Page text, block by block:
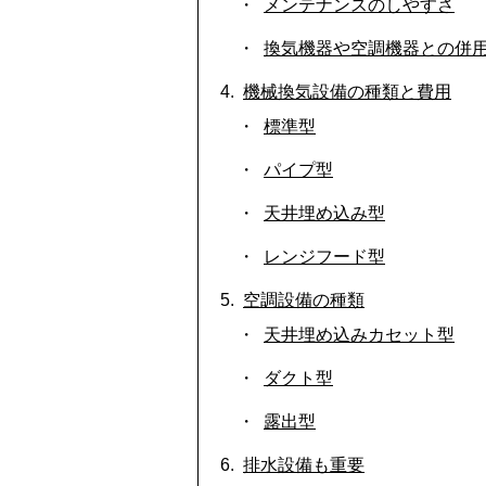
メンテナンスのしやすさ
換気機器や空調機器との併
機械換気設備の種類と費用
標準型
パイプ型
天井埋め込み型
レンジフード型
空調設備の種類
天井埋め込みカセット型
ダクト型
露出型
排水設備も重要